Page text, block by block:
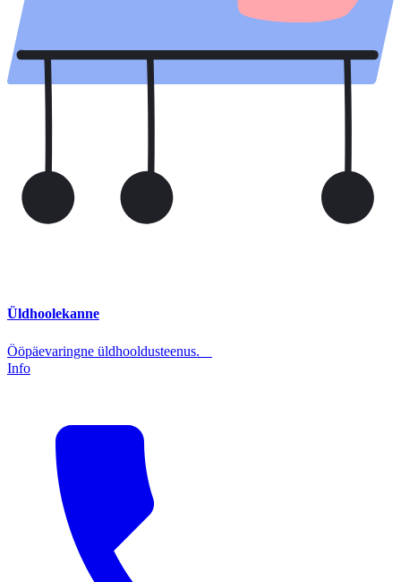
Üldhoolekanne
Ööpäevaringne üldhooldusteenus.
Info